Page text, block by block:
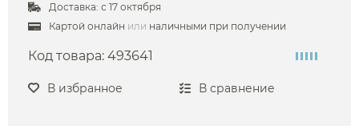
Доставка: с 17 октября
Картой онлайн или наличными при получении
Код товара: 493641
В избранное В сравнение